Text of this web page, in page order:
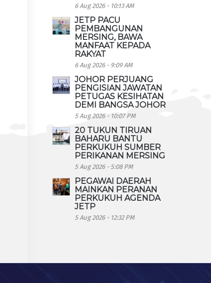
6 Aug 2026 - 10:13 AM
JETP PACU
PEMBANGUNAN
MERSING, BAWA
MANFAAT KEPADA
RAKYAT
6 Aug 2026 - 9:09 AM
JOHOR PERJUANG
PENGISIAN JAWATAN
PETUGAS KESIHATAN
DEMI BANGSA JOHOR
5 Aug 2026 - 10:07 PM
20 TUKUN TIRUAN
BAHARU BANTU
PERKUKUH SUMBER
PERIKANAN MERSING
5 Aug 2026 - 5:08 PM
PEGAWAI DAERAH
MAINKAN PERANAN
PERKUKUH AGENDA
JETP
5 Aug 2026 - 12:32 PM